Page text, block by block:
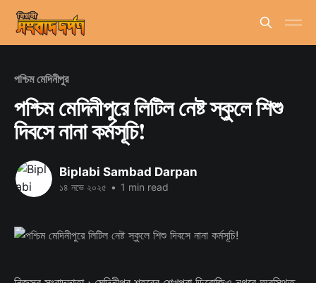
পশ্চিম মেদিনীপুর
পশ্চিম মেদিনীপুরে লিটিল নেষ্ট স্কুলে শিশু
দিবসে নানা কর্মসূচি!
Biplabi Sambad Darpan
১৪ নভে ২০২৫ • 1 min read